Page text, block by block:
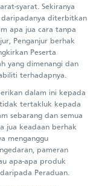
syarat. Sekiranya
daripadanya diterbitkan
apa jua cara tanpa
Penganjur berhak
Peserta
yang dimenangi dan
terhadapnya.
dalam ini kepada
tertakluk kepada
sebarang dan semua
jua keadaan berhak
menganggu
pameran
apa-apa produk
Peraduan.